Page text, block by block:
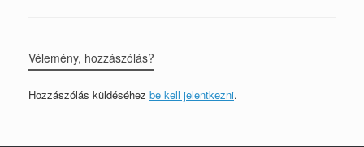
Vélemény, hozzászólás?
Hozzászólás küldéséhez be kell jelentkezni.